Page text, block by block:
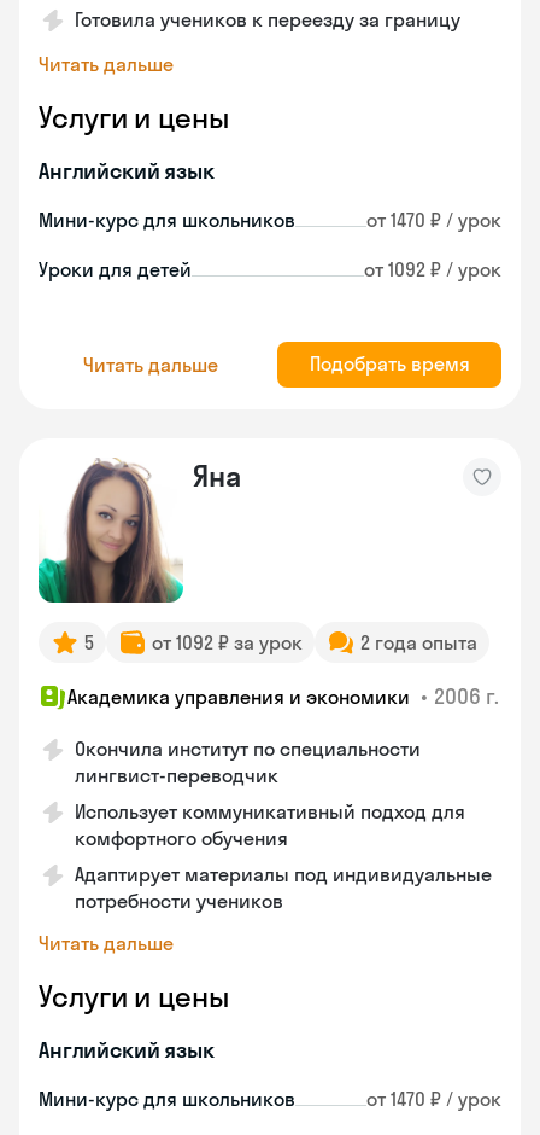
Готовила учеников к переезду за границу
Читать дальше
Услуги и цены
Английский язык
Мини-курс для школьников от 1470 ₽ / урок
Уроки для детей от 1092 ₽ / урок
Читать дальше Подобрать время
Яна
5 от 1092 ₽ за урок 2 года опыта
Академика управления и экономики • 2006 г.
Окончила институт по специальности
лингвист-переводчик
Использует коммуникативный подход для
комфортного обучения
Адаптирует материалы под индивидуальные
потребности учеников
Читать дальше
Услуги и цены
Английский язык
Мини-курс для школьников от 1470 ₽ / урок